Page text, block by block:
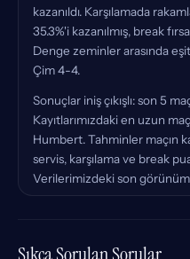
kazanıldı. Karşılamada
35.3%'i kazanılmış, break
Denge zeminler arasında
Çim 4-4.
Sonuçlar iniş çıkışlı: son 5
Kayıtlarımızdaki en uzun
Humbert. Tahminler maçın
servis, karşılama ve break
Verilerimizdeki son